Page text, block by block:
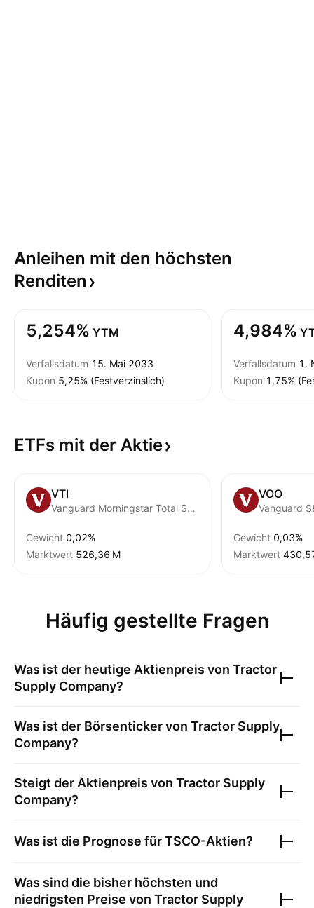
Anleihen mit den höchsten
Renditen
5,254% YTM
Verfallsdatum 15. Mai 2033
Kupon 5,25% (Festverzinslich)
4,984%
Verfallsdatum 1.
Kupon 1,75%
ETFs mit der Aktie
VTI
Vanguard Morningstar Total Stock Market ETF
Gewicht 0,02%
Marktwert ‪526,36 M‬
VOO
Vanguard
Gewicht 0,03%
Marktwert
Häufig gestellte Fragen
Was ist der heutige Aktienpreis von Tractor
Supply Company?
Was ist der Börsenticker von Tractor Supply
Company?
Steigt der Aktienpreis von Tractor Supply
Company?
Was ist die Prognose fürTSCO-Aktien?
Was sind die bisher höchsten und
niedrigsten Preise von Tractor Supply